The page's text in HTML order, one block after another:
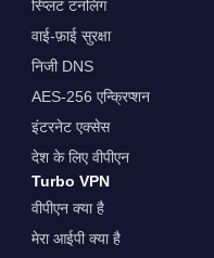
स्प्लिट टनलिंग
वाई-फ़ाई सुरक्षा
निजी DNS
AES-256 एन्क्रिप्शन
इंटरनेट एक्सेस
देश के लिए वीपीएन
Turbo VPN
वीपीएन क्या है
मेरा आईपी क्या है